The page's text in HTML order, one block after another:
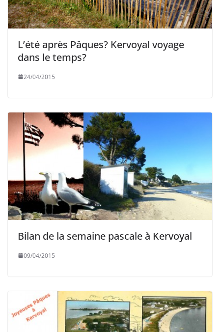
L’été après Pâques? Kervoyal voyage
dans le temps?
24/04/2015
Bilan de la semaine pascale à Kervoyal
09/04/2015